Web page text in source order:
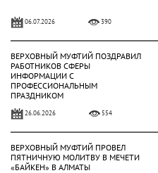
06.07.2026 390
ВЕРХОВНЫЙ МУФТИЙ ПОЗДРАВИЛ
РАБОТНИКОВ СФЕРЫ
ИНФОРМАЦИИ С
ПРОФЕССИОНАЛЬНЫМ
ПРАЗДНИКОМ
26.06.2026 554
ВЕРХОВНЫЙ МУФТИЙ ПРОВЕЛ
ПЯТНИЧНУЮ МОЛИТВУ В МЕЧЕТИ
«БАЙКЕН» В АЛМАТЫ